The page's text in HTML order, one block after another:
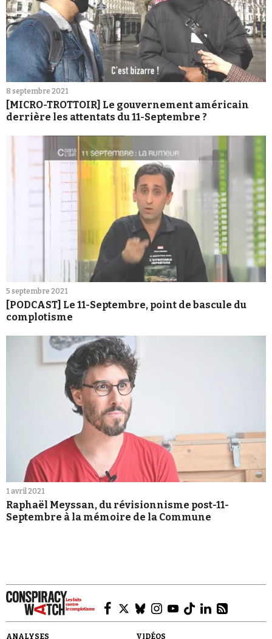
8 septembre 2021
[MICRO-TROTTOIR] Le gouvernement américain
derrière les attentats du 11-Septembre ?
5 septembre 2021
[PODCAST] Le 11-Septembre, point de bascule du
complotisme
1 avril 2021
Raphaël Meyssan, du révisionnisme post-11-
Septembre à la mémoire de la Commune
ANALYSES VIDÉOS